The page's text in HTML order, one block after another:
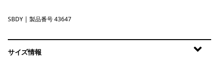
Seabird Grey
SBDY | 製品番号 43647
サイズ情報